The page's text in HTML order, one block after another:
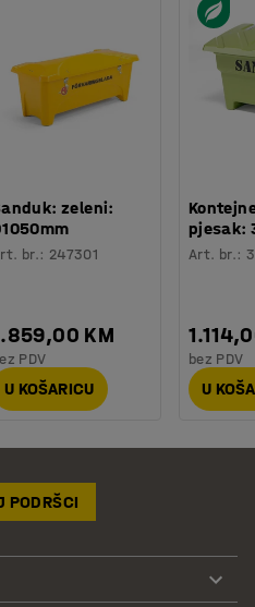
zeleni:
br.: 247301
KM
PDV
U KOŠARICU
pjesak:
Art. br.:
bez PDV
U
PODRŠCI